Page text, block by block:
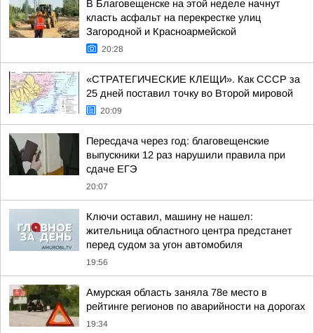
В Благовещенске на этой неделе начнут
класть асфальт на перекрестке улиц
Загородной и Красноармейской
20:28
«СТРАТЕГИЧЕСКИЕ КЛЕЩИ». Как СССР за
25 дней поставил точку во Второй мировой
20:09
Пересдача через год: благовещенские
выпускники 12 раз нарушили правила при
сдаче ЕГЭ
20:07
Ключи оставил, машину не нашел:
жительница областного центра предстанет
перед судом за угон автомобиля
19:56
Амурская область заняла 78е место в
рейтинге регионов по аварийности на дорогах
19:34